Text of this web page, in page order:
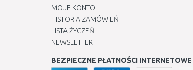
MOJE KONTO
HISTORIA ZAMÓWIEŃ
LISTA ŻYCZEŃ
NEWSLETTER
BEZPIECZNE PŁATNOŚCI INTERNETOWE